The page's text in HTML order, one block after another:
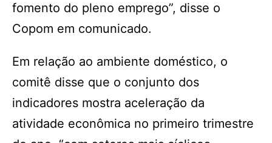
fomento do pleno emprego”, disse o
Copom em comunicado.
Em relação ao ambiente doméstico, o
comitê disse que o conjunto dos
indicadores mostra aceleração da
atividade econômica no primeiro trimestre